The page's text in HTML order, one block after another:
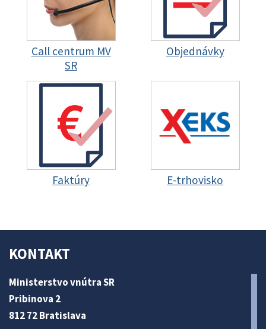
Call centrum MV
SR
Objednávky
Faktúry E-trhovisko
KONTAKT
Ministerstvo vnútra SR
Pribinova 2
812 72 Bratislava